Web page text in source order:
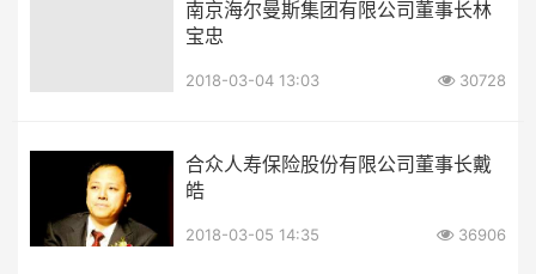
南京海尔曼斯集团有限公司董事长林
宝忠
2018-03-04 13:03 30728
合众人寿保险股份有限公司董事长戴
皓
2018-03-05 14:35 36906